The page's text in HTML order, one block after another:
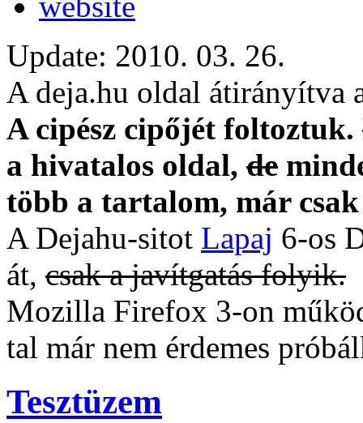
Update: 2010. 03. 26.
A deja.hu oldal átirányítva
A cipész cipőjét foltoztuk.
a hivatalos oldal, de
több a tartalom, már
A Dejahu-sitot Lapaj 6-os
át, csak a javítgatás folyik.
Mozilla Firefox 3-on
tal már nem érdemes
Tesztüzem